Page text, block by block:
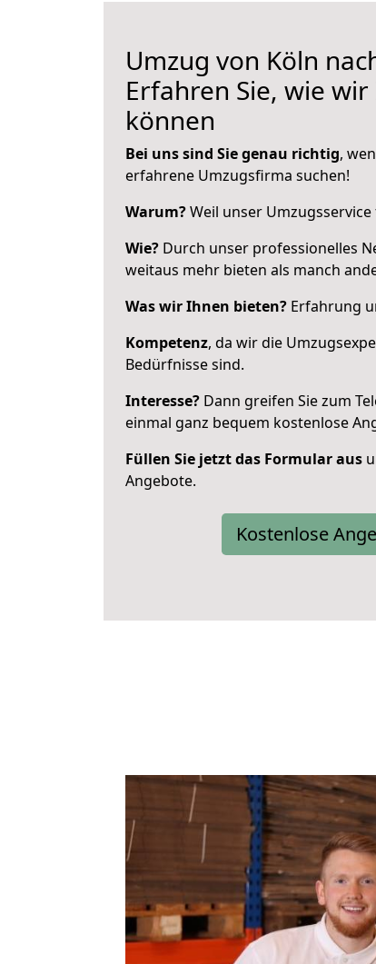
Umzug von Köln
Erfahren Sie, wie
können
Bei uns sind Sie genau richtig,
erfahrene Umzugsfirma suchen!
Warum?Weil unser
Wie? Durch unser professionelles
weitaus mehr bieten als manch
Was wir Ihnen bieten? Erfahrung
Kompetenz, da wir die
Bedürfnisse sind.
Interesse? Dann greifen Sie zum
einmal ganz bequem kostenlose
Füllen Sie jetzt das Formular aus
Angebote.
Kostenlose